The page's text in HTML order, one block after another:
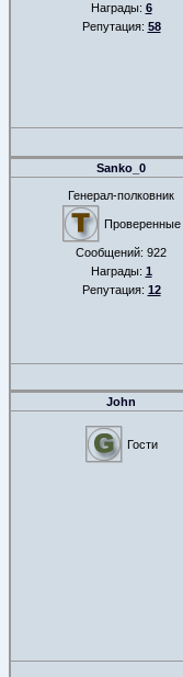
Награды: 6
Репутация: 58
Sanko_0
Генерал-полковник
Проверенные
Сообщений: 922
Награды: 1
Репутация: 12
John
Гости